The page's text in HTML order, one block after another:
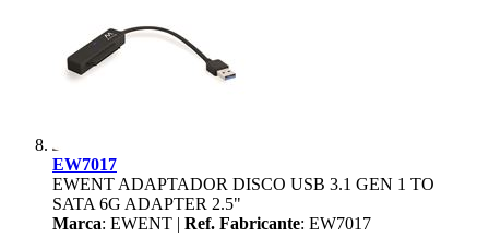
EW7017
EWENT ADAPTADOR DISCO USB 3.1 GEN 1 TO
SATA 6G ADAPTER 2.5"
Marca: EWENT | Ref. Fabricante: EW7017